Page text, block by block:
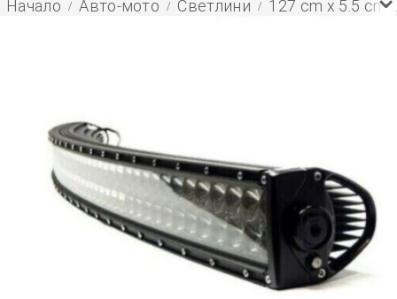
Начало Авто-мото Светлини 127 cm x 5.5 cm